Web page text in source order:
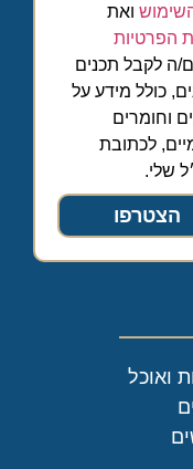
ואת
הפרטיות
ה לקבל תכנים
כולל מידע על
וחומרים
לכתובת
שלי.
הצטרפו
ואוכל